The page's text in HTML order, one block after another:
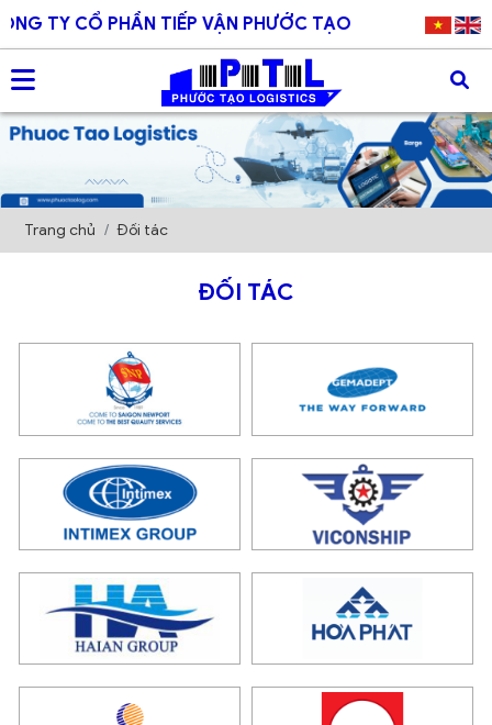
TY CỔ PHẦN TIẾP VẬN PHƯỚC TẠO
Trang chủ Đối tác
ĐỐI TÁC